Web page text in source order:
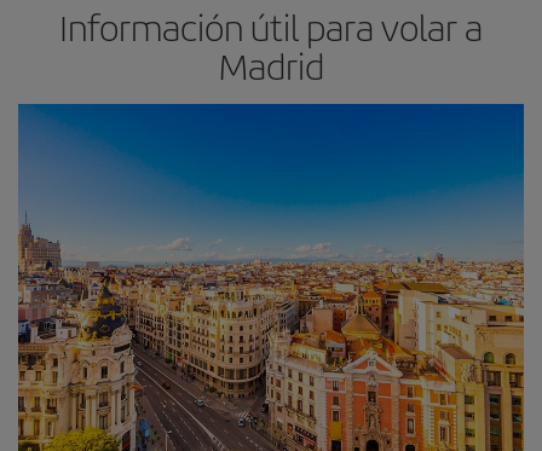
Información útil para volar a
Madrid